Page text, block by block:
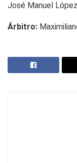
José Manuel
Árbitro: